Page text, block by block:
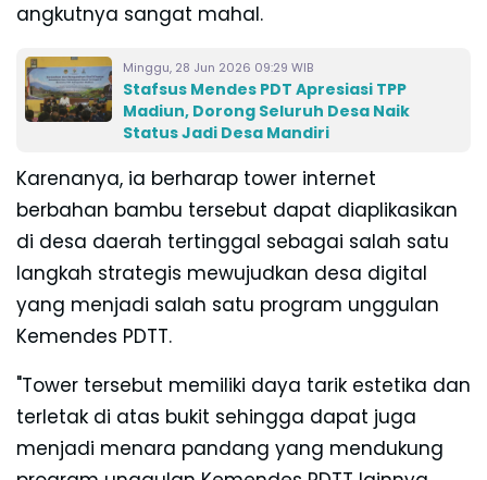
angkutnya sangat mahal.
Minggu, 28 Jun 2026 09:29 WIB
Stafsus Mendes PDT Apresiasi TPP
Madiun, Dorong Seluruh Desa Naik
Status Jadi Desa Mandiri
Karenanya, ia berharap tower internet
berbahan bambu tersebut dapat diaplikasikan
di desa daerah tertinggal sebagai salah satu
langkah strategis mewujudkan desa digital
yang menjadi salah satu program unggulan
Kemendes PDTT.
"Tower tersebut memiliki daya tarik estetika dan
terletak di atas bukit sehingga dapat juga
menjadi menara pandang yang mendukung